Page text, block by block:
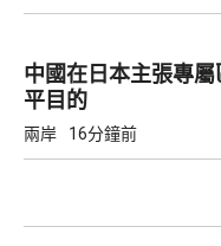
中國在日本主張專
平目的
兩岸 16分鐘前